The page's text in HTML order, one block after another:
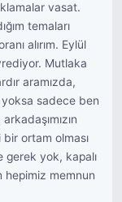
vasat.
temaları
alırım. Eylül
Mutlaka
aramızda,
sadece ben
ortam olması
gerek yok, kapalı
hepimiz memnun